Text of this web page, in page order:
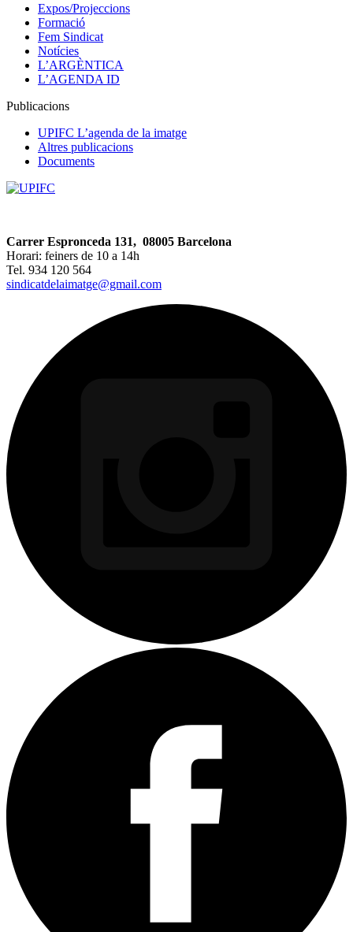
Expos/Projeccions
Formació
Fem Sindicat
Notícies
L’ARGÈNTICA
L’AGENDA ID
Publicacions
UPIFC L’agenda de la imatge
Altres publicacions
Documents
Carrer Espronceda 131, 08005 Barcelona
Horari: feiners de 10 a 14h
Tel. 934 120 564
sindicatdelaimatge@gmail.com